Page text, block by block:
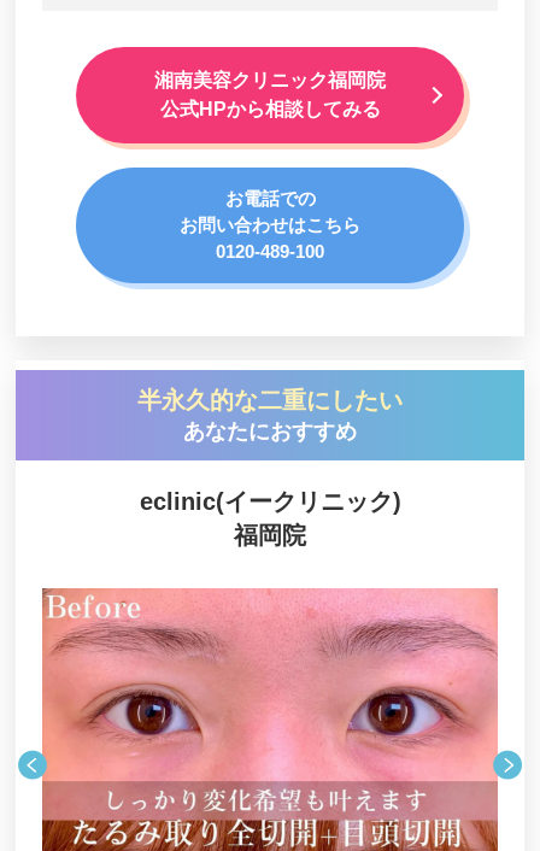
湘南美容クリニック福岡院
公式HPから相談してみる
お電話での
お問い合わせはこちら
0120-489-100
半永久的な二重にしたい
あなたにおすすめ
eclinic(イークリニック)
福岡院